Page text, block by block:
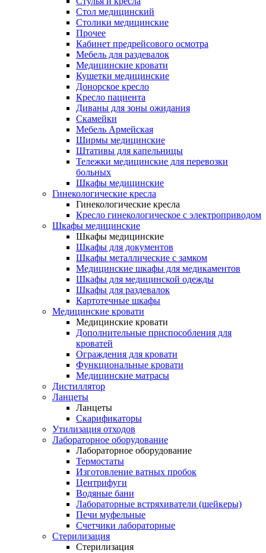
Стол медицинский
Столики медицинские
Прочее
Кабинет предрейсового осмотра
Мебель для раздевалок
Медицинские кровати
Кушетки медицинские
Донорское кресло
Кресло пациента
Диваны для зоны ожидания
Скамейки
Мебель Армейская
Ширмы медицинские
Штативы для капельницы
Тележки медицинские для перевозки
больных
Шкафы медицинские
Гинекологические кресла
Гинекологические кресла
Кресло гинекологическое с электроприводом
Шкафы медицинские
Шкафы медицинские
Шкафы для документов
Шкафы металлические с замком
Медицинские шкафы для медикаментов
Шкафы для медицинской одежды
Шкафы для раздевалок
Картотечные шкафы
Медицинские кровати
Медицинские кровати
Дополнительные приспособления для
кроватей
Ограждения для кровати
Функциональные кровати
Медицинские матрасы
Дистиллятор
Ланцеты
Ланцеты
Скарификаторы
Утилизация отходов
Лабораторное оборудование
Лабораторное оборудование
Термостаты
Изготовление ватных пробок
Центрифуги
Водяные бани
Лабораторные встряхиватели (шейкеры)
Печи муфельные
Счетчики лабораторные
Стерилизация
Стерилизация